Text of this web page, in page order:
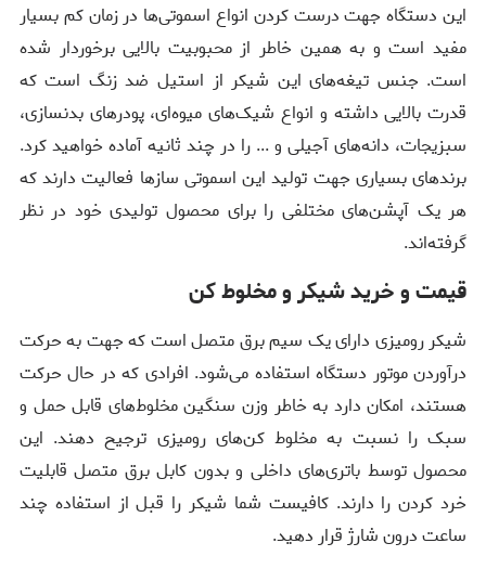
این دستگاه جهت درست کردن انواع اسموتی‌ها در زمان کم بسیار
مفید است و به همین خاطر از محبوبیت بالایی برخوردار شده
است. جنس تیغه‌های این شیکر از استیل ضد زنگ است که
قدرت بالایی داشته و انواع شیک‌های میوه‌ای، پودرهای بدنسازی،
سبزیجات، دانه‌های آجیلی و ... را در چند ثانیه آماده خواهید کرد.
برندهای بسیاری جهت تولید این اسموتی سازها فعالیت دارند که
هر یک آپشن‌های مختلفی را برای محصول تولیدی خود در نظر
گرفته‌اند.
قیمت و خرید شیکر و مخلوط کن
شیکر رومیزی دارای یک سیم برق متصل است که جهت به حرکت
درآوردن موتور دستگاه استفاده می‌شود. افرادی که در حال حرکت
هستند، امکان دارد به خاطر وزن سنگین مخلوط‌های قابل حمل و
سبک را نسبت به مخلوط کن‌های رومیزی ترجیح دهند. این
محصول توسط باتری‌های داخلی و بدون کابل برق متصل قابلیت
خرد کردن را دارند. کافیست شما شیکر را قبل از استفاده چند
ساعت درون شارژ قرار دهید.